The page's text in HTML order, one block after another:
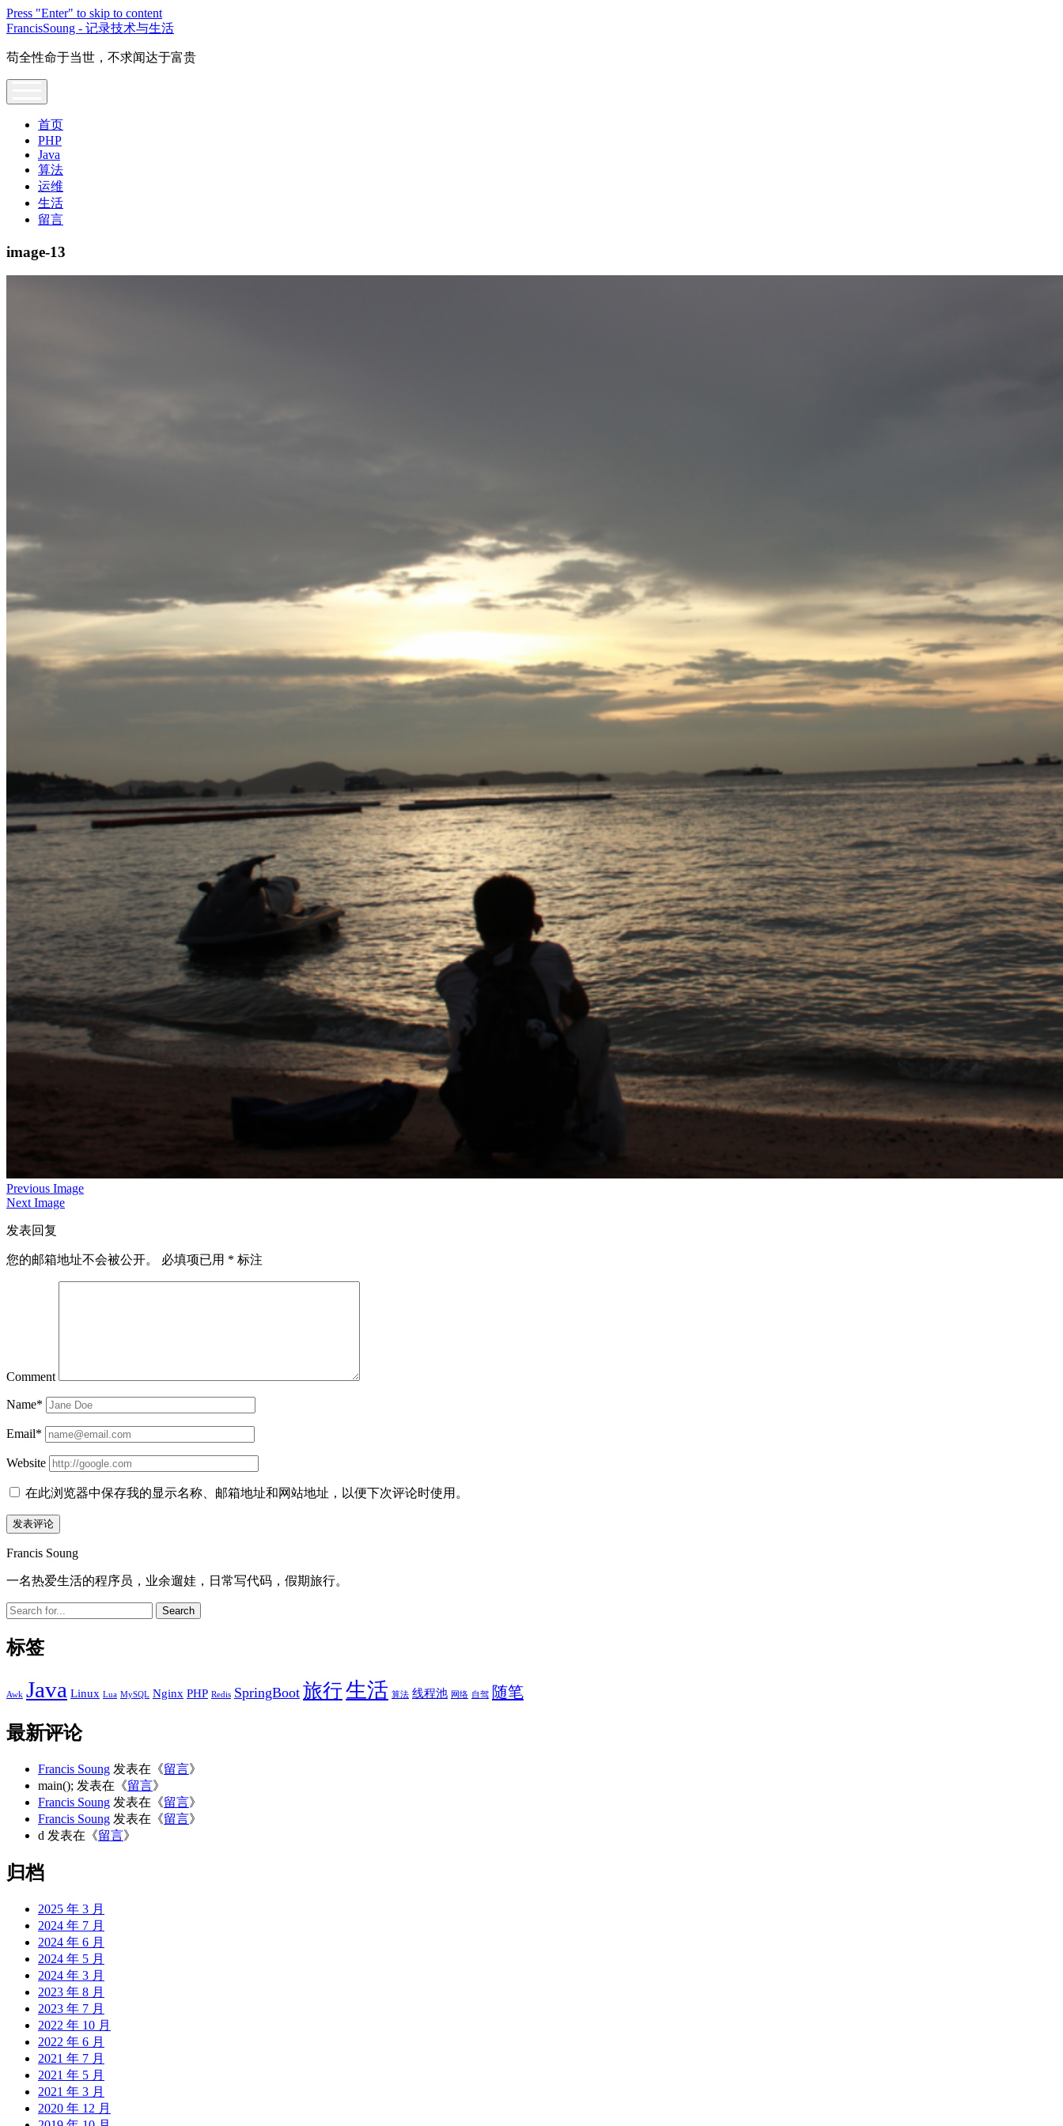
Press "Enter" to skip to content
FrancisSoung - 记录技术与生活
苟全性命于当世，不求闻达于富贵
首页
PHP
Java
算法
运维
生活
留言
image-13
Previous Image
Next Image
发表回复
您的邮箱地址不会被公开。 必填项已用 * 标注
Comment
Name*
Email*
Website
在此浏览器中保存我的显示名称、邮箱地址和网站地址，以便下次评论时使用。
Sidebar
Francis Soung
一名热爱生活的程序员，业余遛娃，日常写代码，假期旅行。
Search
标签
Awk Java Linux Lua MySQL Nginx PHP Redis SpringBoot 旅行生活 算法 线程池 网络 自驾 随笔
最新评论
Francis Soung 发表在《留言》
main(); 发表在《留言》
Francis Soung 发表在《留言》
Francis Soung 发表在《留言》
d 发表在《留言》
归档
2025 年 3 月
2024 年 7 月
2024 年 6 月
2024 年 5 月
2024 年 3 月
2023 年 8 月
2023 年 7 月
2022 年 10 月
2022 年 6 月
2021 年 7 月
2021 年 5 月
2021 年 3 月
2020 年 12 月